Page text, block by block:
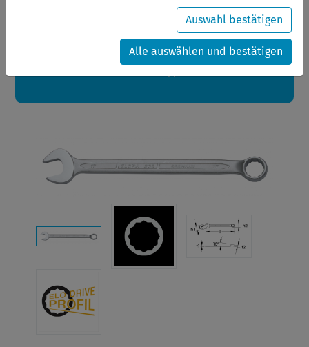
Ihre Bestellungen in diesem Zeitraum werden ab dem
24.08.2026 verschickt.
Eine schöne Sommerpause
Auswahl bestätigen
Alle auswählen und bestätigen